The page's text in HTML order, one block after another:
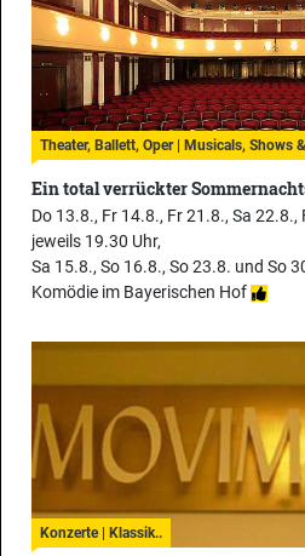
Theater, Ballett, Oper | Musicals, Shows
Ein total verrückter
Do 13.8., Fr 14.8., Fr 21.8., Sa 22.8.,
jeweils 19.30 Uhr,
Sa 15.8., So 16.8., So 23.8. und So
Komödie im Bayerischen Hof
Konzerte | Klassik..